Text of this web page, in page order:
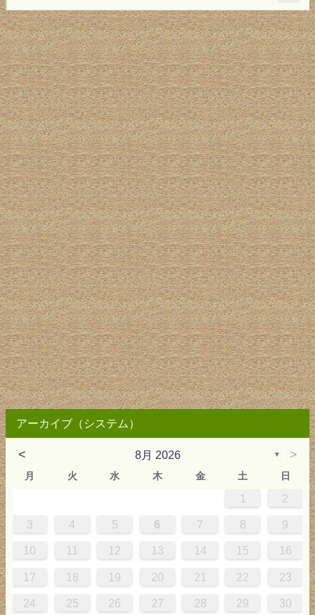
アーカイブ（システム）
< 8月 2026 ▼ >
月 火 水 木 金 土 日
1 2
3 4 5 6 7 8 9
10 11 12 13 14 15 16
17 18 19 20 21 22 23
24 25 26 27 28 29 30